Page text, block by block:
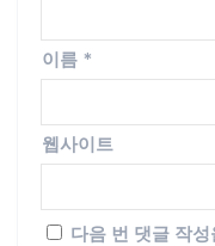
이름 *
웹사이트
다음 번 댓글 작